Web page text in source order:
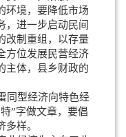
环境，要降低市场
，进一步启动民间
改制重组，以存量
方位发展民营经济
主体，县乡财政的
同型经济向特色经
”字做文章，要倡
样。